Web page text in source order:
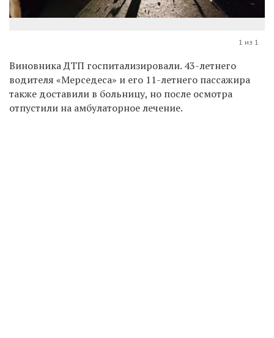
1 из 1
Виновника ДТП госпитализировали. 43-летнего
водителя «Мерседеса» и его 11-летнего пассажира
также доставили в больницу, но после осмотра
отпустили на амбулаторное лечение.